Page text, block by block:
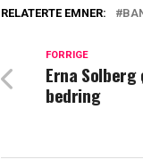
RELATERTE EMNER:
FORRIGE
Erna
bedring